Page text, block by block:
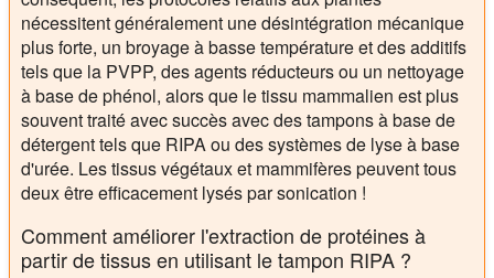
nécessitent généralement une désintégration mécanique
plus forte, un broyage à basse température et des additifs
tels que la PVPP, des agents réducteurs ou un nettoyage
à base de phénol, alors que le tissu mammalien est plus
souvent traité avec succès avec des tampons à base de
détergent tels que RIPA ou des systèmes de lyse à base
d'urée. Les tissus végétaux et mammifères peuvent tous
deux être efficacement lysés par sonication !
Comment améliorer l'extraction de protéines à
partir de tissus en utilisant le tampon RIPA ?